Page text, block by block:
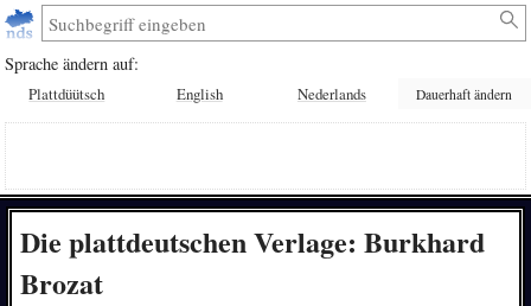
Sprache ändern auf:
Plattdüütsch English Nederlands Dauerhaft ändern
Die plattdeutschen Verlage: Burkhard
Brozat